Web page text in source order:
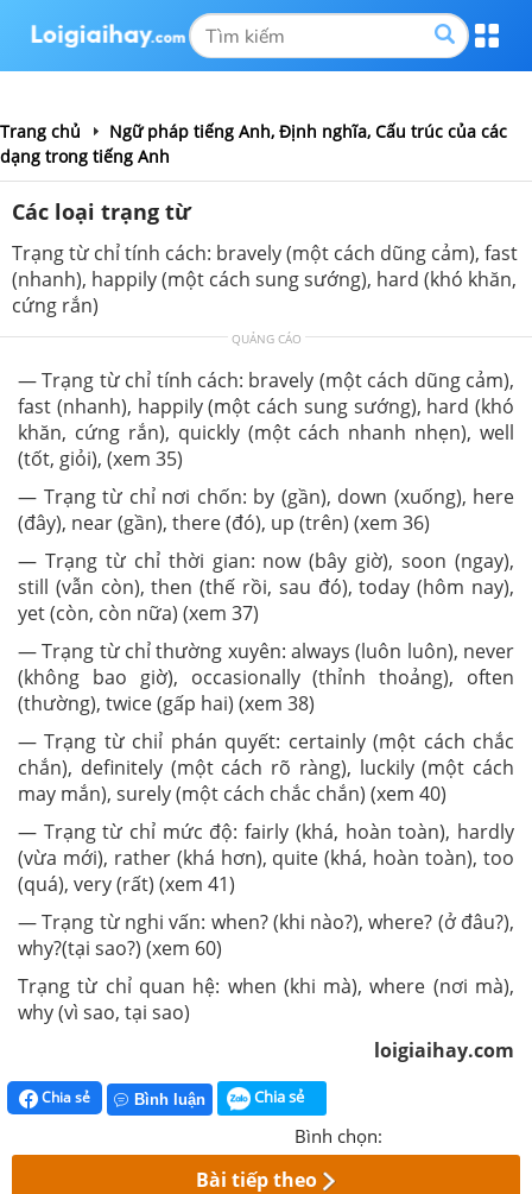
Trang chủ
Ngữ pháp tiếng Anh, Định nghĩa, Cấu trúc của các
dạng trong tiếng Anh
Các loại trạng từ
Trạng từ chỉ tính cách: bravely (một cách dũng cảm), fast
(nhanh), happily (một cách sung sướng), hard (khó khăn,
cứng rắn)
QUẢNG CÁO
— Trạng từ chỉ tính cách: bravely (một cách dũng cảm),
fast (nhanh), happily (một cách sung sướng), hard (khó
khăn, cứng rắn), quickly (một cách nhanh nhẹn), well
(tốt, giỏi), (xem 35)
— Trạng từ chỉ nơi chốn: by (gần), down (xuống), here
(đây), near (gần), there (đó), up (trên) (xem 36)
— Trạng từ chỉ thời gian: now (bây giờ), soon (ngay),
still (vẫn còn), then (thế rồi, sau đó), today (hôm nay),
yet (còn, còn nữa) (xem 37)
— Trạng từ chỉ thường xuyên: always (luôn luôn), never
(không bao giờ), occasionally (thỉnh thoảng), often
(thường), twice (gấp hai) (xem 38)
— Trạng từ chiỉ phán quyết: certainly (một cách chắc
chắn), definitely (một cách rõ ràng), luckily (một cách
may mắn), surely (một cách chắc chắn) (xem 40)
— Trạng từ chỉ mức độ: fairly (khá, hoàn toàn), hardly
(vừa mới), rather (khá hơn), quite (khá, hoàn toàn), too
(quá), very (rất) (xem 41)
— Trạng từ nghi vấn: when? (khi nào?), where? (ở đâu?),
why?(tại sao?) (xem 60)
Trạng từ chỉ quan hệ: when (khi mà), where (nơi mà),
why (vì sao, tại sao)
loigiaihay.com
Chia sẻ Bình luận Chia sẻ
Bình chọn:
Bài tiếp theo